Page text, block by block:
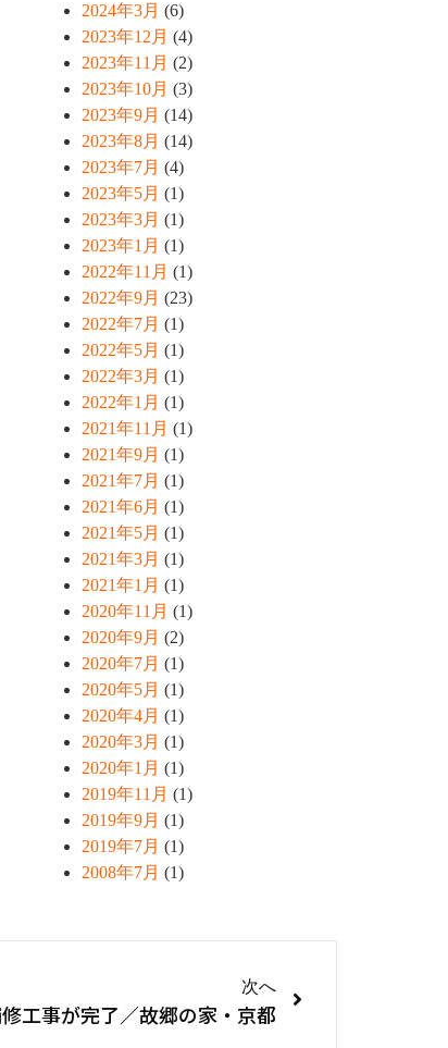
2024年3月 (6)
2023年12月 (4)
2023年11月 (2)
2023年10月 (3)
2023年9月 (14)
2023年8月 (14)
2023年7月 (4)
2023年5月 (1)
2023年3月 (1)
2023年1月 (1)
2022年11月 (1)
2022年9月 (23)
2022年7月 (1)
2022年5月 (1)
2022年3月 (1)
2022年1月 (1)
2021年11月 (1)
2021年9月 (1)
2021年7月 (1)
2021年6月 (1)
2021年5月 (1)
2021年3月 (1)
2021年1月 (1)
2020年11月 (1)
2020年9月 (2)
2020年7月 (1)
2020年5月 (1)
2020年4月 (1)
2020年3月 (1)
2020年1月 (1)
2019年11月 (1)
2019年9月 (1)
2019年7月 (1)
2008年7月 (1)
次へ
工事が完了／故郷の家・京都